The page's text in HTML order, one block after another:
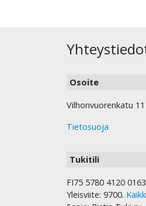
Osoite
Vilhonvuorenkatu
Tietosuoja
Tukitili
FI75 5780 4120
Yleisviite: 9700.